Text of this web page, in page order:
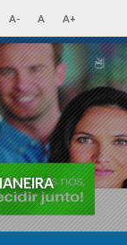
A- A A+